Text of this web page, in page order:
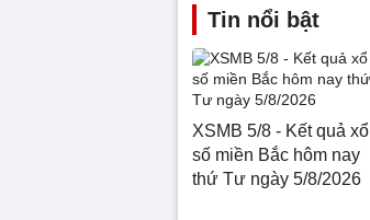
Tin nổi bật
XSMB 5/8 - Kết quả xổ
số miền Bắc hôm nay
thứ Tư ngày 5/8/2026